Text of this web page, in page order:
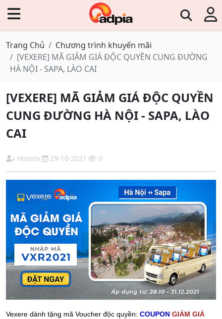
Trang Chủ
Chương trình khuyến mãi
[VEXERE] MÃ GIẢM GIÁ ĐỘC QUYỀN CUNG ĐƯỜNG
HÀ NỘI - SAPA, LÀO CAI
[VEXERE] MÃ GIẢM GIÁ ĐỘC QUYỀN
CUNG ĐƯỜNG HÀ NỘI - SAPA, LÀO
CAI
Hoantv 29-10-2021 0
Vexere dành tặng mã Voucher độc quyền: COUPON GIẢM GIÁ